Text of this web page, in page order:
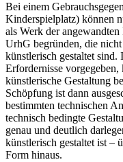
Bei einem
Kinderspielplatz) können
als Werk der
UrhG begründen, die
künstlerisch gestaltet sind.
Erfordernisse
künstlerische Gestaltung
Schöpfung ist dann
bestimmten technischen
technisch bedingte
genau und deutlich
künstlerisch gestaltet ist –
Form hinaus.